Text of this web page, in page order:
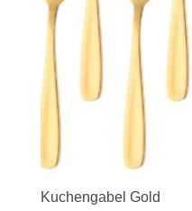
Kuchengabel Gold